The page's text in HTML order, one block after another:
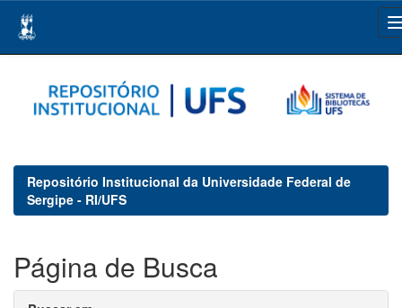
navigation
Repositório Institucional da Universidade Federal de
Sergipe - RI/UFS
Página de Busca